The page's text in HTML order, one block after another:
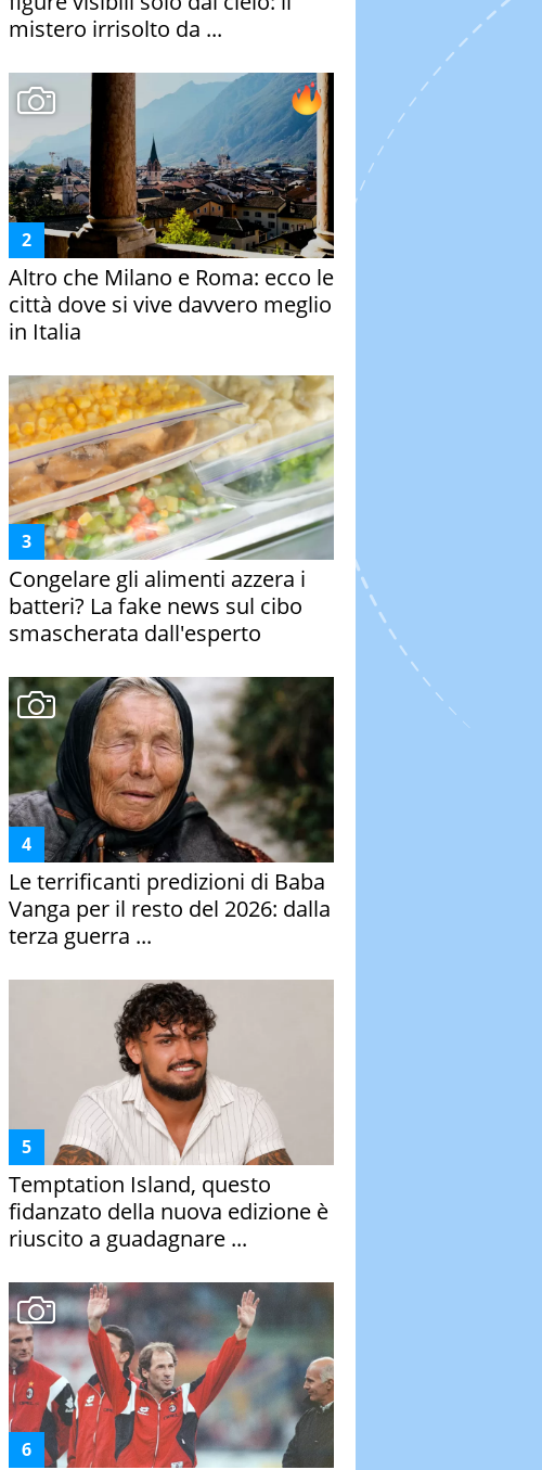
mistero irrisolto da ...
Altro che Milano e Roma: ecco le
città dove si vive davvero meglio
in Italia
Congelare gli alimenti azzera i
batteri? La fake news sul cibo
smascherata dall'esperto
Le terrificanti predizioni di Baba
Vanga per il resto del 2026: dalla
terza guerra ...
Temptation Island, questo
fidanzato della nuova edizione è
riuscito a guadagnare ...